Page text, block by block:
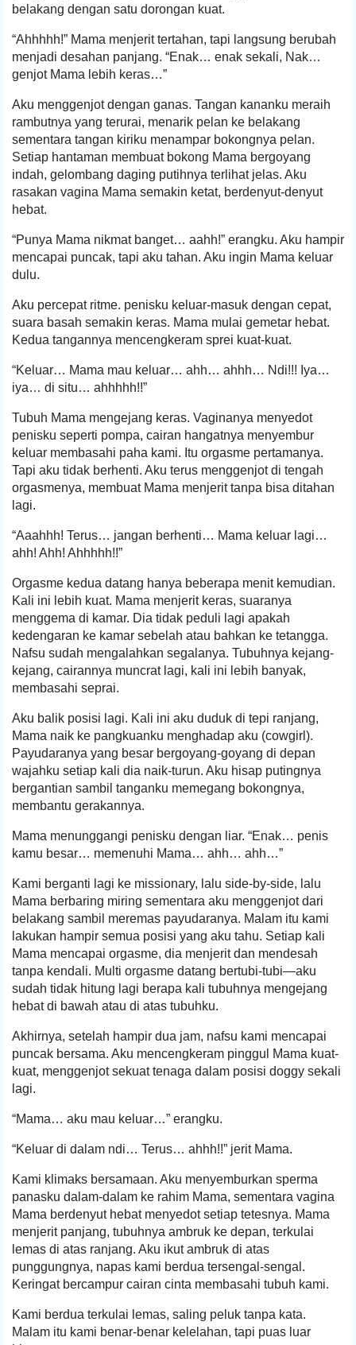
belakang dengan satu dorongan kuat.
“Ahhhhh!” Mama menjerit tertahan, tapi langsung berubah
menjadi desahan panjang. “Enak… enak sekali, Nak…
genjot Mama lebih keras…”
Aku menggenjot dengan ganas. Tangan kananku meraih
rambutnya yang terurai, menarik pelan ke belakang
sementara tangan kiriku menampar bokongnya pelan.
Setiap hantaman membuat bokong Mama bergoyang
indah, gelombang daging putihnya terlihat jelas. Aku
rasakan vagina Mama semakin ketat, berdenyut-denyut
hebat.
“Punya Mama nikmat banget… aahh!” erangku. Aku hampir
mencapai puncak, tapi aku tahan. Aku ingin Mama keluar
dulu.
Aku percepat ritme. penisku keluar-masuk dengan cepat,
suara basah semakin keras. Mama mulai gemetar hebat.
Kedua tangannya mencengkeram sprei kuat-kuat.
“Keluar… Mama mau keluar… ahh… ahhh… Ndi!!! Iya…
iya… di situ… ahhhhh!!”
Tubuh Mama mengejang keras. Vaginanya menyedot
penisku seperti pompa, cairan hangatnya menyembur
keluar membasahi paha kami. Itu orgasme pertamanya.
Tapi aku tidak berhenti. Aku terus menggenjot di tengah
orgasmenya, membuat Mama menjerit tanpa bisa ditahan
lagi.
“Aaahhh! Terus… jangan berhenti… Mama keluar lagi…
ahh! Ahh! Ahhhhh!!”
Orgasme kedua datang hanya beberapa menit kemudian.
Kali ini lebih kuat. Mama menjerit keras, suaranya
menggema di kamar. Dia tidak peduli lagi apakah
kedengaran ke kamar sebelah atau bahkan ke tetangga.
Nafsu sudah mengalahkan segalanya. Tubuhnya kejang-
kejang, cairannya muncrat lagi, kali ini lebih banyak,
membasahi seprai.
Aku balik posisi lagi. Kali ini aku duduk di tepi ranjang,
Mama naik ke pangkuanku menghadap aku (cowgirl).
Payudaranya yang besar bergoyang-goyang di depan
wajahku setiap kali dia naik-turun. Aku hisap putingnya
bergantian sambil tanganku memegang bokongnya,
membantu gerakannya.
Mama menunggangi penisku dengan liar. “Enak… penis
kamu besar… memenuhi Mama… ahh… ahh…”
Kami berganti lagi ke missionary, lalu side-by-side, lalu
Mama berbaring miring sementara aku menggenjot dari
belakang sambil meremas payudaranya. Malam itu kami
lakukan hampir semua posisi yang aku tahu. Setiap kali
Mama mencapai orgasme, dia menjerit dan mendesah
tanpa kendali. Multi orgasme datang bertubi-tubi—aku
sudah tidak hitung lagi berapa kali tubuhnya mengejang
hebat di bawah atau di atas tubuhku.
Akhirnya, setelah hampir dua jam, nafsu kami mencapai
puncak bersama. Aku mencengkeram pinggul Mama kuat-
kuat, menggenjot sekuat tenaga dalam posisi doggy sekali
lagi.
“Mama… aku mau keluar…” erangku.
“Keluar di dalam ndi… Terus… ahhh!!” jerit Mama.
Kami klimaks bersamaan. Aku menyemburkan sperma
panasku dalam-dalam ke rahim Mama, sementara vagina
Mama berdenyut hebat menyedot setiap tetesnya. Mama
menjerit panjang, tubuhnya ambruk ke depan, terkulai
lemas di atas ranjang. Aku ikut ambruk di atas
punggungnya, napas kami berdua tersengal-sengal.
Keringat bercampur cairan cinta membasahi tubuh kami.
Kami berdua terkulai lemas, saling peluk tanpa kata.
Malam itu kami benar-benar kelelahan, tapi puas luar